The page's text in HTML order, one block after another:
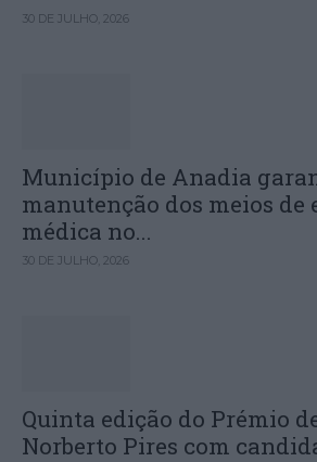
30 DE JULHO, 2026
Município de Anadia
manutenção dos meios de
médica no...
30 DE JULHO, 2026
Quinta edição do Prémio
Norberto Pires com